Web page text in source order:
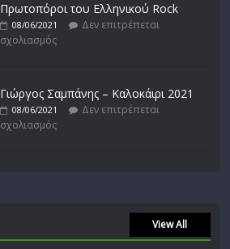
Πρωτοπόροι του Ελληνικού Rock
08/06/2021
Δεν επιτρέπεται
σχολιασμός
Γιώργος Σαμπάνης – Καλοκάιρι 2021
08/06/2021
Δεν επιτρέπεται
σχολιασμός
View All